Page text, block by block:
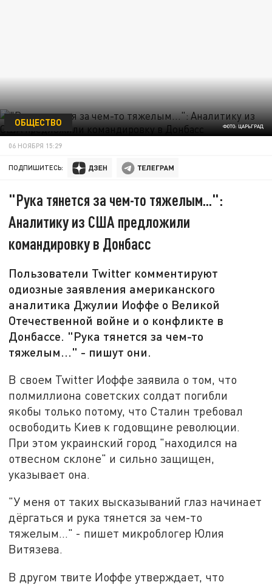
ФОТО: ЦАРЬГРАД
ОБЩЕСТВО
06 НОЯБРЯ 15:29
ПОДПИШИТЕСЬ:
"Рука тянется за чем-то тяжелым...":
Аналитику из США предложили
командировку в Донбасс
Пользователи Twitter комментируют
одиозные заявления американского
аналитика Джулии Иоффе о Великой
Отечественной войне и о конфликте в
Донбассе. "Рука тянется за чем-то
тяжелым..." - пишут они.
В своем Twitter Иоффе заявила о том, что
полмиллиона советских солдат погибли
якобы только потому, что Сталин требовал
освободить Киев к годовщине революции.
При этом украинский город "находился на
отвесном склоне" и сильно защищен,
указывает она.
"У мeня от таких выскaзываний глaз нaчинает
дёргaться и рукa тянeтся за чем-то
тяжелым..." - пишет микроблогер Юлия
Витязева.
В другом твите Иоффе утверждает, что